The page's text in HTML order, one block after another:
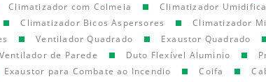
Climatizador com Colmeia Climatizador
Climatizador Bicos Aspersores Climatizador
Ventilador Quadrado Exaustor Quadrado
Ventilador de Parede Duto Flexível Aluminio
Exaustor para Combate ao Incendio Coifa